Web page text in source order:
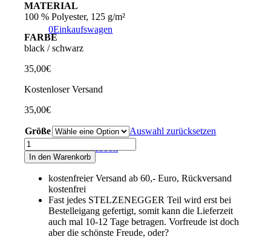
0Einkaufswagen
Link zu Facebook
MATERIAL
100 % Polyester, 125 g/m²
FARBE
black / schwarz
35,00€
Kostenloser Versand
35,00€
Größe
Auswahl zurücksetzen
Performance-
T-
Shirt
„One
Circle“
schwarz
Menge
In den Warenkorb
kostenfreier Versand ab 60,- Euro, Rückversand
kostenfrei
Fast jedes STELZENEGGER Teil wird erst bei
Bestelleigang gefertigt, somit kann die Lieferzeit
auch mal 10-12 Tage betragen. Vorfreude ist doch
aber die schönste Freude, oder?